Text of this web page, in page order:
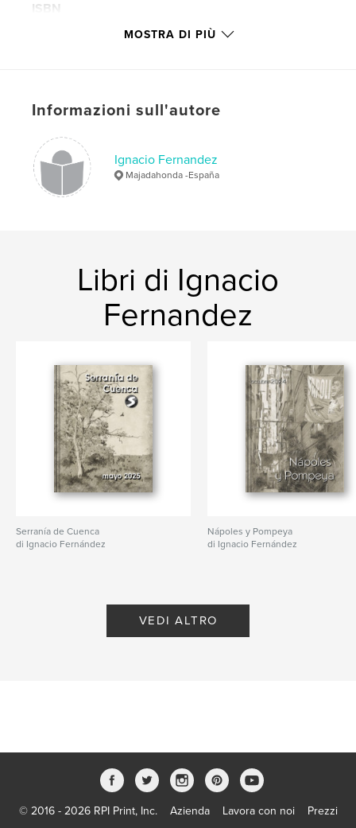
ISBN
Copertina morbida: 9780464817819
Parole chiave
etiopía
dahir bahr tana
MOSTRA DI PIÙ
Informazioni sull'autore
Ignacio Fernandez
Majadahonda -España
Libri di Ignacio
Fernandez
Serranía de Cuenca
di Ignacio Fernández
Nápoles y Pompeya
di Ignacio Fernández
VEDI ALTRO
© 2016 - 2026 RPI Print, Inc. Azienda Lavora con noi Prezzi